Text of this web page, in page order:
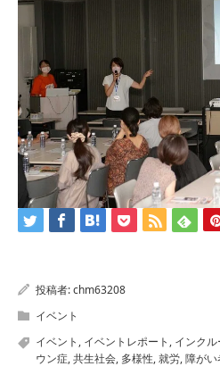
投稿者:chm63208
イベント
イベント , イベントレポート , インク
ウン症,共生社会, 多様性,就労,障がい